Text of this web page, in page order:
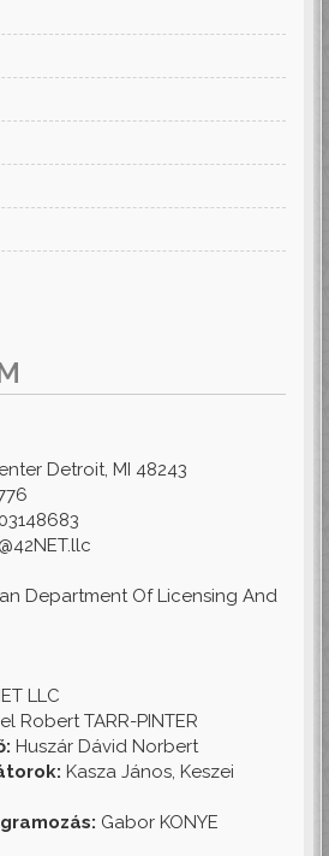
Detroit, MI 48243
Department Of Licensing And
LLC
Robert TARR-PINTER
Huszár Dávid Norbert
Kasza János, Keszei
Gabor KONYE